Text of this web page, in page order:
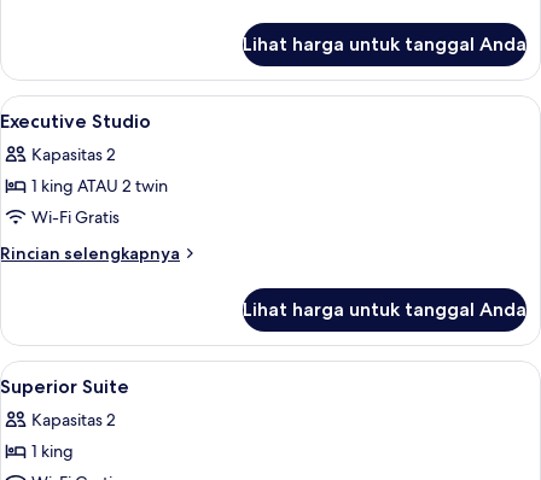
Superior
Studio
Lihat harga untuk tanggal Anda
Lihat
semua
foto
untuk
Executive
Studio
Seprai antialergi, brankas, meja
9
Executive Studio
Kapasitas 2
1 king ATAU 2 twin
Wi-Fi Gratis
Rincian selengkapnya
Rincian
Executive
Studio
Lihat harga untuk tanggal Anda
Lihat
semua
foto
untuk
Seprai antialergi, brankas, meja
6
Superior Suite
Kapasitas 2
1 king